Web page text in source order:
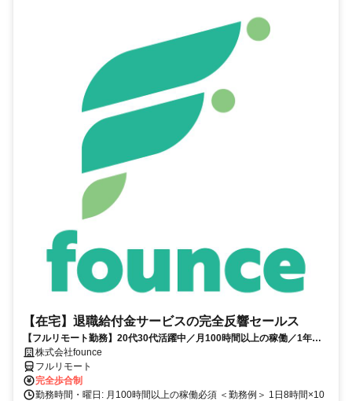
【在宅】退職給付金サービスの完全反響セールス
【フルリモート勤務】20代30代活躍中／月100時間以上の稼働／1年目
の最高月収100万円／営業経験1年あればOK／アポ取りなし提案のみ／
研修制度充実
株式会社founce
フルリモート
完全歩合制
勤務時間・曜日: 月100時間以上の稼働必須 ＜勤務例＞ 1日8時間×10